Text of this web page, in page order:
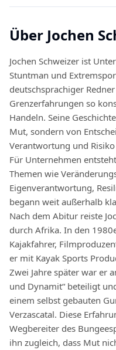
Über Jochen
Jochen Schweizer ist
Stuntman und
deutschsprachiger
Grenzerfahrungen so
Handeln. Seine
Mut, sondern von
Verantwortung und
Für Unternehmen
Themen wie
Eigenverantwortung,
begann weit außerhalb
Nach dem Abitur reiste
durch Afrika. In den
Kajakfahrer,
er mit Kayak Sports
Zwei Jahre später war er
und Dynamit“ beteiligt
einem selbst gebauten
Verzascatal. Diese
Wegbereiter des
ihn zugleich, dass Mut